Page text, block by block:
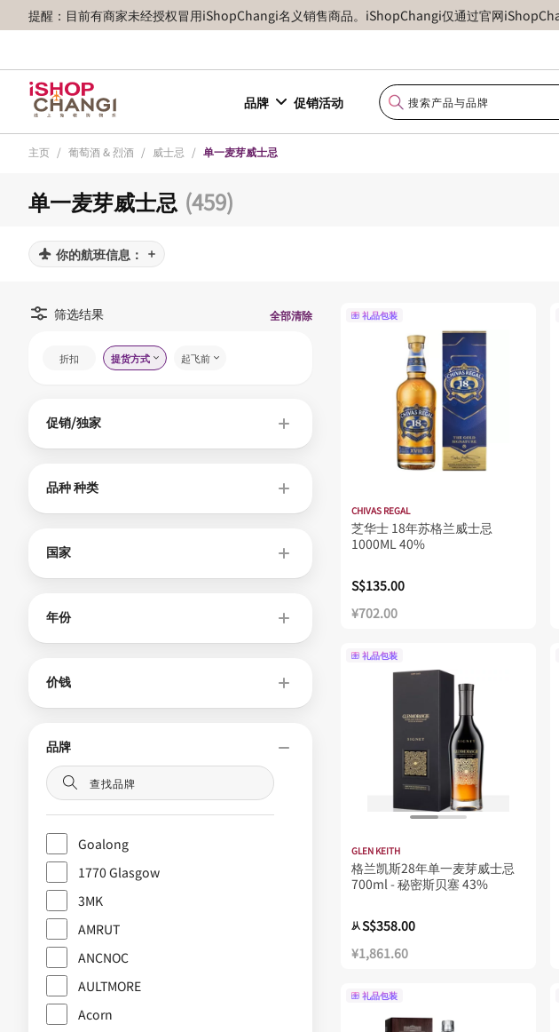
提醒：目前有商家未经授权冒用iShopChangi名义销售商品。iShopChangi仅通过官网
品牌 促销活动
主页 / 葡萄酒 & 烈酒 / 威士忌 / 单一麦芽威士忌
单一麦芽威士忌 (459)
你的航班信息：
筛选结果 全部清除
折扣 提货方式 起飞前
促销/独家
品种 种类
国家
年份
价钱
品牌
Goalong
1770 Glasgow
3MK
AMRUT
ANCNOC
AULTMORE
Acorn
礼品包装
CHIVAS REGAL
芝华士 18年苏格兰威士忌
1000ML 40%
S$135.00
¥702.00
礼品包装
GLEN KEITH
格兰凯斯28年单一麦芽威士忌
700ml - 秘密斯贝塞 43%
从S$358.00
¥1,861.60
礼品包装